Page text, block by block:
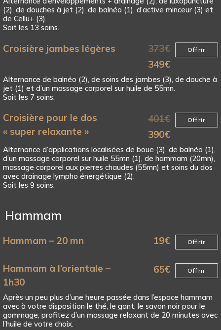
(2), de douches à jet (2), de balnéo (1), d’active minceur (3) et
de Cellu+ (3).
Soit les 13 soins.
Croisière jambes légères 373€
349€
Offrir
Alternance de balnéo (2), de soins des jambes (3), de douche à
jet (1) et d’un massage corporel sur huile de 55mn.
Soit les 7 soins.
Croisière pour le dos
« super relaxante »
401€
390€
Offrir
Alternance d’applications localisées de boue (3), de balnéo (1),
d’un massage corporel sur huile 55mn (1), de hammam (20mn),
massage corporel aux pierres chaudes (55mn) et soins du dos
avec drainage lympho énergétique (2).
Soit les 9 soins.
Hammam
Hammam – 20 mn 19€ Offrir
Hammam à l’orientale –
1h30
65€ Offrir
Après un peu plus d’une heure passée dans l’espace hammam
avec à votre disposition le thé, le gant, le savon noir pour le
gommage, profitez d’un massage relaxant de 20 minutes avec
l’huile de votre choix.